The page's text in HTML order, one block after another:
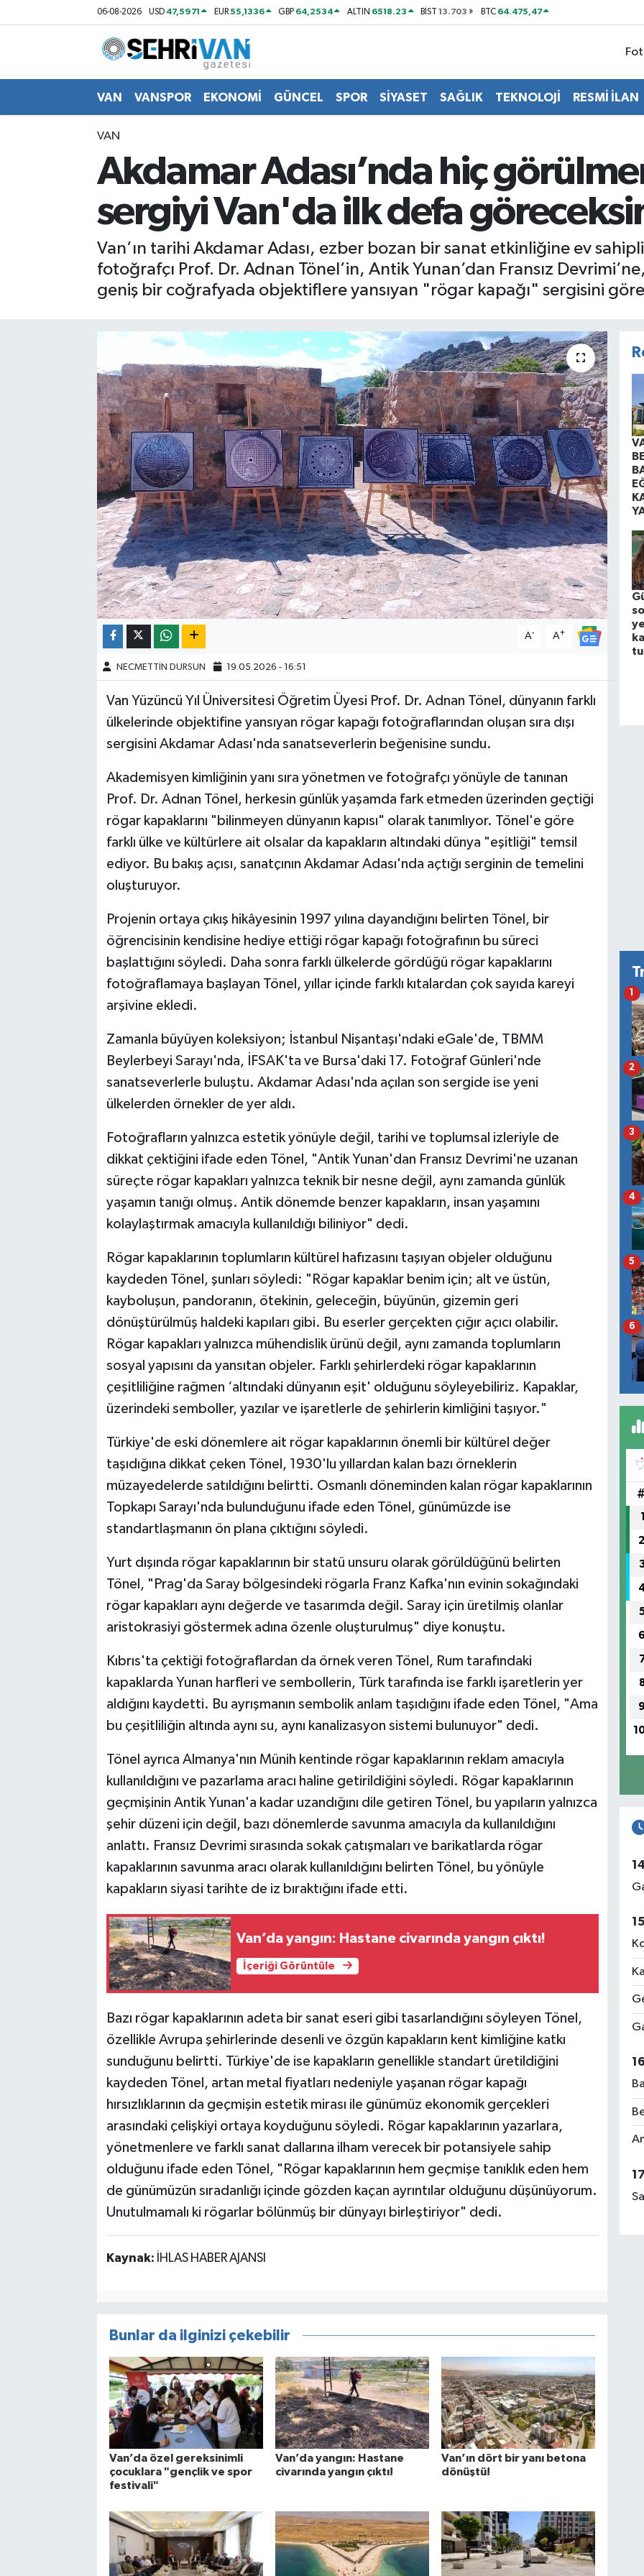
06-08-2026 USD 47,5971 EUR55,1336 GBP 64,2534 ALTIN 6518.23 BİST13.703 BTC 64.475,47
VAN VANSPOR EKONOMİ GÜNCEL SPOR SİYASET SAĞLIK TEKNOLOJİ RESMİ İLAN
VAN
Akdamar Adası’nda hiç
sergiyi Van'da ilk defa
Van’ın tarihi Akdamar Adası, ezber bozan bir sanat etkinliğine ev
fotoğrafçı Prof. Dr. Adnan Tönel’in, Antik Yunan’dan Fransız
geniş bir coğrafyada objektiflere yansıyan "rögar kapağı" sergisini
A- A+
NECMETTİN DURSUN 19.05.2026 - 16:51
Van Yüzüncü Yıl Üniversitesi Öğretim Üyesi Prof. Dr. Adnan Tönel, dünyanın farklı
ülkelerinde objektifine yansıyan rögar kapağı fotoğraflarından oluşan sıra dışı
sergisini Akdamar Adası'nda sanatseverlerin beğenisine sundu.
Akademisyen kimliğinin yanı sıra yönetmen ve fotoğrafçı yönüyle de tanınan
Prof. Dr. Adnan Tönel, herkesin günlük yaşamda fark etmeden üzerinden geçtiği
rögar kapaklarını "bilinmeyen dünyanın kapısı" olarak tanımlıyor. Tönel'e göre
farklı ülke ve kültürlere ait olsalar da kapakların altındaki dünya "eşitliği" temsil
ediyor. Bu bakış açısı, sanatçının Akdamar Adası'nda açtığı serginin de temelini
oluşturuyor.
Projenin ortaya çıkış hikâyesinin 1997 yılına dayandığını belirten Tönel, bir
öğrencisinin kendisine hediye ettiği rögar kapağı fotoğrafının bu süreci
başlattığını söyledi. Daha sonra farklı ülkelerde gördüğü rögar kapaklarını
fotoğraflamaya başlayan Tönel, yıllar içinde farklı kıtalardan çok sayıda kareyi
arşivine ekledi.
Zamanla büyüyen koleksiyon; İstanbul Nişantaşı'ndaki eGale'de, TBMM
Beylerbeyi Sarayı'nda, İFSAK'ta ve Bursa'daki 17. Fotoğraf Günleri'nde
sanatseverlerle buluştu. Akdamar Adası'nda açılan son sergide ise yeni
ülkelerden örnekler de yer aldı.
Fotoğrafların yalnızca estetik yönüyle değil, tarihi ve toplumsal izleriyle de
dikkat çektiğini ifade eden Tönel, "Antik Yunan'dan Fransız Devrimi'ne uzanan
süreçte rögar kapakları yalnızca teknik bir nesne değil, aynı zamanda günlük
yaşamın tanığı olmuş. Antik dönemde benzer kapakların, insan yaşamını
kolaylaştırmak amacıyla kullanıldığı biliniyor" dedi.
Rögar kapaklarının toplumların kültürel hafızasını taşıyan objeler olduğunu
kaydeden Tönel, şunları söyledi: "Rögar kapaklar benim için; alt ve üstün,
kayboluşun, pandoranın, ötekinin, geleceğin, büyünün, gizemin geri
dönüştürülmüş haldeki kapıları gibi. Bu eserler gerçekten çığır açıcı olabilir.
Rögar kapakları yalnızca mühendislik ürünü değil, aynı zamanda toplumların
sosyal yapısını da yansıtan objeler. Farklı şehirlerdeki rögar kapaklarının
çeşitliliğine rağmen ‘altındaki dünyanın eşit' olduğunu söyleyebiliriz. Kapaklar,
üzerindeki semboller, yazılar ve işaretlerle de şehirlerin kimliğini taşıyor."
Türkiye'de eski dönemlere ait rögar kapaklarının önemli bir kültürel değer
taşıdığına dikkat çeken Tönel, 1930'lu yıllardan kalan bazı örneklerin
müzayedelerde satıldığını belirtti. Osmanlı döneminden kalan rögar kapaklarının
Topkapı Sarayı'nda bulunduğunu ifade eden Tönel, günümüzde ise
standartlaşmanın ön plana çıktığını söyledi.
Yurt dışında rögar kapaklarının bir statü unsuru olarak görüldüğünü belirten
Tönel, "Prag'da Saray bölgesindeki rögarla Franz Kafka'nın evinin sokağındaki
rögar kapakları aynı değerde ve tasarımda değil. Saray için üretilmiş olanlar
aristokrasiyi göstermek adına özenle oluşturulmuş" diye konuştu.
Kıbrıs'ta çektiği fotoğraflardan da örnek veren Tönel, Rum tarafındaki
kapaklarda Yunan harfleri ve sembollerin, Türk tarafında ise farklı işaretlerin yer
aldığını kaydetti. Bu ayrışmanın sembolik anlam taşıdığını ifade eden Tönel, "Ama
bu çeşitliliğin altında aynı su, aynı kanalizasyon sistemi bulunuyor" dedi.
Tönel ayrıca Almanya'nın Münih kentinde rögar kapaklarının reklam amacıyla
kullanıldığını ve pazarlama aracı haline getirildiğini söyledi. Rögar kapaklarının
geçmişinin Antik Yunan'a kadar uzandığını dile getiren Tönel, bu yapıların yalnızca
şehir düzeni için değil, bazı dönemlerde savunma amacıyla da kullanıldığını
anlattı. Fransız Devrimi sırasında sokak çatışmaları ve barikatlarda rögar
kapaklarının savunma aracı olarak kullanıldığını belirten Tönel, bu yönüyle
kapakların siyasi tarihte de iz bıraktığını ifade etti.
Van’da yangın: Hastane civarında yangın çıktı!
İçeriği Görüntüle
Bazı rögar kapaklarının adeta bir sanat eseri gibi tasarlandığını söyleyen Tönel,
özellikle Avrupa şehirlerinde desenli ve özgün kapakların kent kimliğine katkı
sunduğunu belirtti. Türkiye'de ise kapakların genellikle standart üretildiğini
kaydeden Tönel, artan metal fiyatları nedeniyle yaşanan rögar kapağı
hırsızlıklarının da geçmişin estetik mirası ile günümüz ekonomik gerçekleri
arasındaki çelişkiyi ortaya koyduğunu söyledi. Rögar kapaklarının yazarlara,
yönetmenlere ve farklı sanat dallarına ilham verecek bir potansiyele sahip
olduğunu ifade eden Tönel, "Rögar kapaklarının hem geçmişe tanıklık eden hem
de günümüzün sıradanlığı içinde gözden kaçan ayrıntılar olduğunu düşünüyorum.
Unutulmamalı ki rögarlar bölünmüş bir dünyayı birleştiriyor" dedi.
Kaynak: İHLAS HABER AJANSI
Bunlar da ilginizi çekebilir
Van’da özel gereksinimli
çocuklara "gençlik ve spor
festivali"
Van’da yangın: Hastane
civarında yangın çıktı!
Van’ın dört bir yanı betona
dönüştü!
1
2
3
4
5
6
#
1
2
6
9
Van Nöbetçi Eczaneler
Van Hava Durumu
Van Trafik Yoğunluk Haritası
Süper Lig Puan Durumu ve Fikstür
Son Dakika Haberleri